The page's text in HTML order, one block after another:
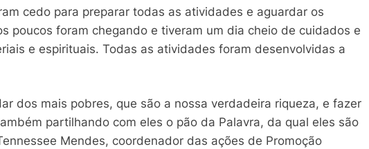
cedo para preparar todas as atividades e aguardar os
poucos foram chegando e tiveram um dia cheio de cuidados e
e espirituais. Todas as atividades foram desenvolvidas a
dos mais pobres, que são a nossa verdadeira riqueza, e fazer
partilhando com eles o pão da Palavra, da qual eles são
Mendes, coordenador das ações de Promoção